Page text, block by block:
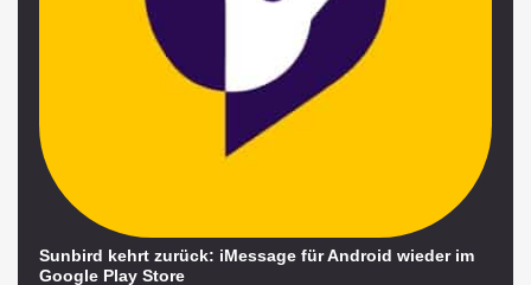
Sunbird kehrt zurück: iMessage für Android wieder im
Google Play Store